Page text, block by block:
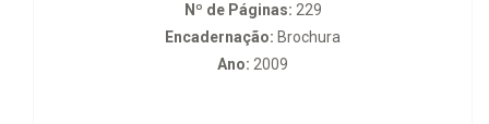
Nº de Páginas: 229
Encadernação: Brochura
Ano: 2009